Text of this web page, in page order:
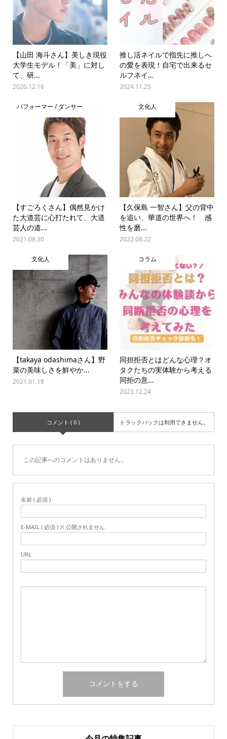
【山田 海斗さん】美しき現役
大学生モデル！「美」に対し
て、研...
2020.12.16
推し活ネイルで指先に推しへ
の愛を表現！自宅で出来るセ
ルフネイ...
2024.11.25
パフォーマー / ダンサー
【すごろくさん】偶然見かけ
た大道芸に心打たれて、大道
芸人の道...
2021.08.30
文化人
【久保島 一智さん】父の背中
を追い、華道の世界へ！ 感
性を磨...
2022.08.22
文化人
【takaya odashimaさん】野
菜の美味しさを鮮やか...
2021.01.18
コラム
同担拒否とはどんな心理？オ
タクたちの実体験から考える
同拒の意...
2023.12.24
コメント ( 0 ) トラックバックは利用できません。
この記事へのコメントはありません。
名前 ( 必須 )
E-MAIL ( 必須 ) ※ 公開されません
URL